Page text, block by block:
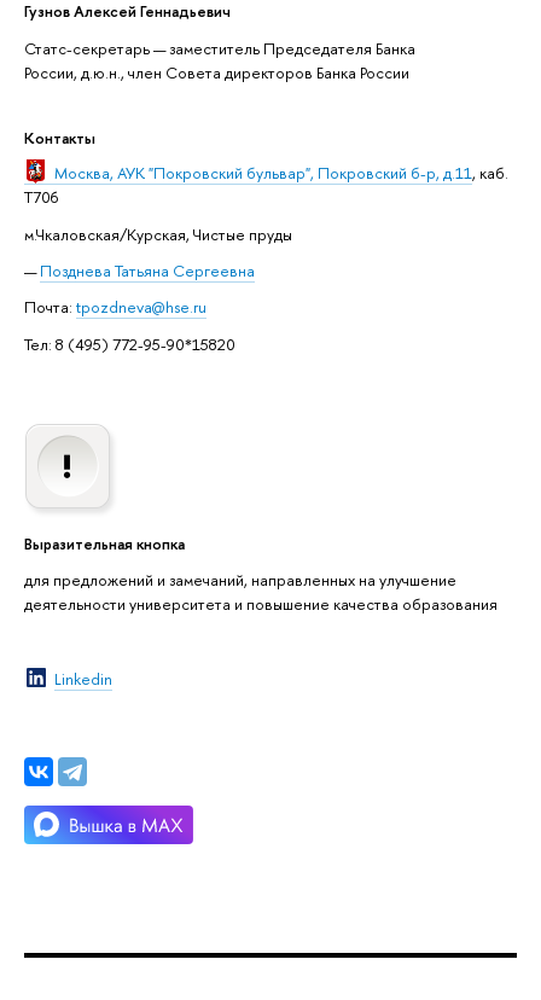
Гузнов Алексей Геннадьевич
Статс-секретарь — заместитель Председателя Банка
России, д.ю.н., член Совета директоров Банка России
Контакты
Москва, АУК "Покровский бульвар", Покровский б-р, д.11, каб.
T706
м.Чкаловская/Курская, Чистые пруды
Позднева Татьяна Сергеевна
Почта: tpozdneva@hse.ru
Тел: 8 (495) 772-95-90*15820
Выразительная кнопка
для предложений и замечаний, направленных на улучшение
деятельности университета и повышение качества образования
Linkedin